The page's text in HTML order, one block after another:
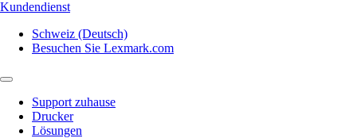
Kundendienst
Schweiz (Deutsch)
Besuchen Sie Lexmark.com
Support zuhause
Drucker
Lösungen